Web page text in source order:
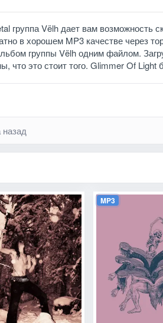
группа Vëlh дает вам возможность
в хорошем MP3 качестве через
группы Vëlh одним файлом.
что это стоит того. Glimmer Of Light
MP3